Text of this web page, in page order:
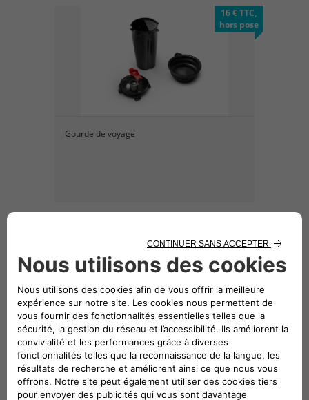
16 € TTC,
hors pose
Gourde de voyage
hors pose
Harnais de sécurité taille M